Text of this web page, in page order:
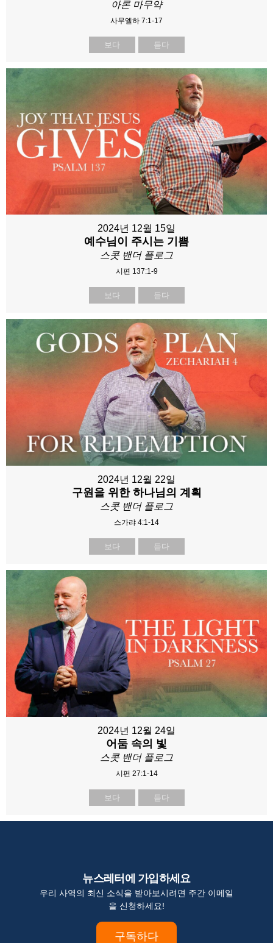
아론 마무약
사무엘하 7:1-17
보다 듣다
2024년 12월 15일
예수님이 주시는 기쁨
스콧 밴더 플로그
시편 137:1-9
보다 듣다
2024년 12월 22일
구원을 위한 하나님의 계획
스콧 밴더 플로그
스가랴 4:1-14
보다 듣다
2024년 12월 24일
어둠 속의 빛
스콧 밴더 플로그
시편 27:1-14
보다 듣다
뉴스레터에 가입하세요
우리 사역의 최신 소식을 받아보시려면 주간 이메일
을 신청하세요!
구독하다